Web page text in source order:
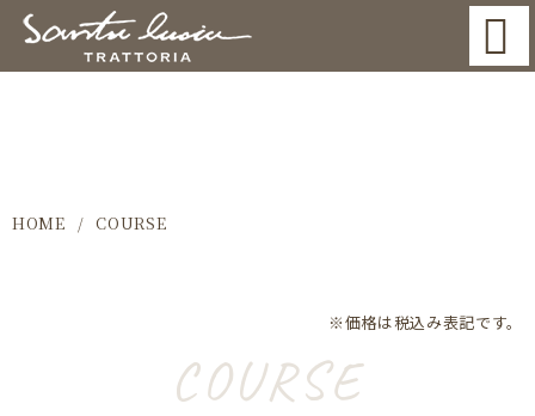
HOME COURSE
※価格は税込み表記です。
COURSE